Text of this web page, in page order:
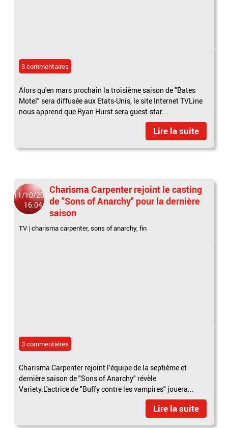
3 commentaires
Alors qu'en mars prochain la troisième saison de "Bates
Motel" sera diffusée aux Etats-Unis, le site Internet TVLine
nous apprend que Ryan Hurst sera guest-star...
Lire la suite
11/10/2014
16:04
Charisma Carpenter rejoint le casting
de "Sons of Anarchy" pour la dernière
saison
TV |charisma carpenter,sons of anarchy,fin
3 commentaires
Charisma Carpenter rejoint l’équipe de la septième et
dernière saison de "Sons of Anarchy" révèle
Variety.L'actrice de "Buffy contre les vampires" jouera...
Lire la suite